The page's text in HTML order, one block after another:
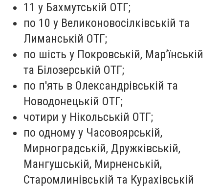
11 у Бахмутській ОТГ;
по 10 у Великоновосілківській та
Лиманській ОТГ;
по шість у Покровській, Мар’їнській
та Білозерській ОТГ;
по п'ять в Олександрівській та
Новодонецькій ОТГ;
чотири у Нікольській ОТГ;
по одному у Часовоярській,
Мирноградській, Дружківській,
Мангушській, Мирненській,
Старомлинівській та Курахівській